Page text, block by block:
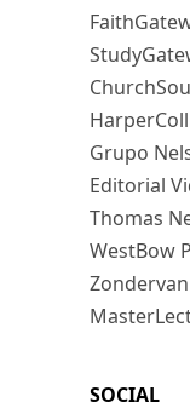
Grupo
Editorial
Thomas
WestBow
Zondervan
SOCIAL